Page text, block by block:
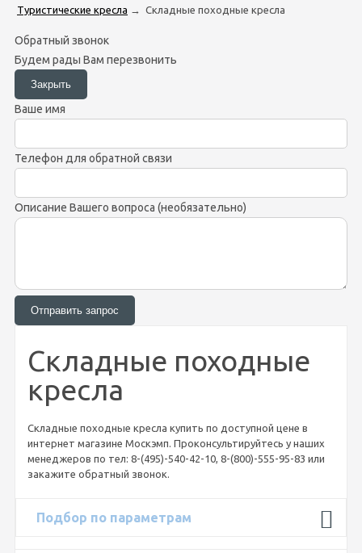
Туристические кресла → Складные походные кресла
Обратный звонок
Будем рады Вам перезвонить
Ваше имя
Телефон для обратной связи
Описание Вашего вопроса (необязательно)
Складные походные
кресла
Складные походные кресла купить по доступной цене в
интернет магазине Москэмп. Проконсультируйтесь у наших
менеджеров по тел: 8-(495)-540-42-10, 8-(800)-555-95-83 или
закажите обратный звонок.
Подбор по параметрам